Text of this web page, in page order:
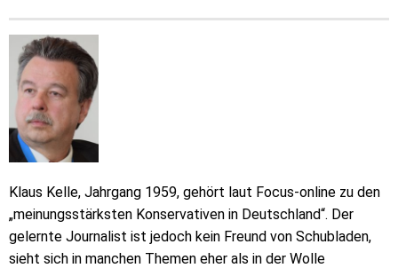
Klaus Kelle, Jahrgang 1959, gehört laut Focus-online zu den
„meinungsstärksten Konservativen in Deutschland“. Der
gelernte Journalist ist jedoch kein Freund von Schubladen,
sieht sich in manchen Themen eher als in der Wolle